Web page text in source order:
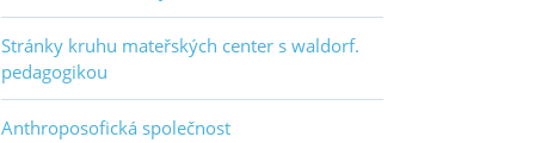
Stránky kruhu mateřských center s waldorf.
pedagogikou
Anthroposofická společnost